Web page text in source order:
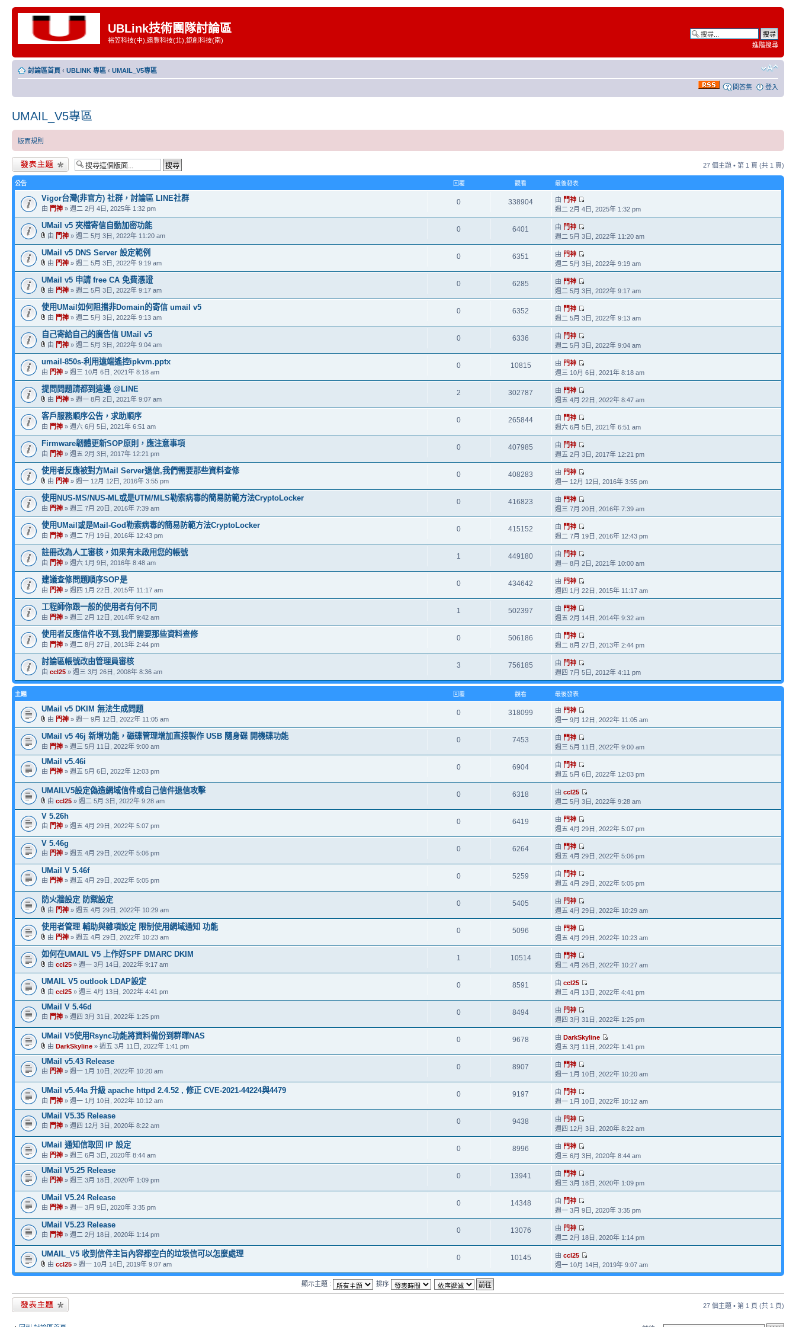
UBLink技術團隊討論區
裕笠科技(中),遠豐科技(北),鉅創科技(南)
進階搜尋
討論區首頁 ‹ UBLINK 專區 ‹ UMAIL_V5專區
問答集 登入
UMAIL_V5專區
版面規則
發表新主題 27 個主題 • 第 1 頁 (共 1 頁)
公告 回覆 觀看 最後發表
Vigor台灣(非官方) 社群，討論區 LINE社群
由 門神 » 週二 2月 4日, 2025年 1:32 pm
0 338904 由 門神
週二 2月 4日, 2025年 1:32 pm
UMail v5 夾檔寄信自動加密功能
由 門神 » 週二 5月 3日, 2022年 11:20 am
0 6401 由 門神
週二 5月 3日, 2022年 11:20 am
UMail v5 DNS Server 設定範例
由 門神 » 週二 5月 3日, 2022年 9:19 am
0 6351 由 門神
週二 5月 3日, 2022年 9:19 am
UMail v5 申請 free CA 免費憑證
由 門神 » 週二 5月 3日, 2022年 9:17 am
0 6285 由 門神
週二 5月 3日, 2022年 9:17 am
使用UMail如何阻擋非Domain的寄信 umail v5
由 門神 » 週二 5月 3日, 2022年 9:13 am
0 6352 由 門神
週二 5月 3日, 2022年 9:13 am
自己寄給自己的廣告信 UMail v5
由 門神 » 週二 5月 3日, 2022年 9:04 am
0 6336 由 門神
週二 5月 3日, 2022年 9:04 am
umail-850s-利用遠端遙控ipkvm.pptx
由 門神 » 週三 10月 6日, 2021年 8:18 am
0 10815 由 門神
週三 10月 6日, 2021年 8:18 am
提問問題請都到這邊 @LINE
由 門神 » 週一 8月 2日, 2021年 9:07 am
2 302787 由 門神
週五 4月 22日, 2022年 8:47 am
客戶服務順序公告，求助順序
由 門神 » 週六 6月 5日, 2021年 6:51 am
0 265844 由 門神
週六 6月 5日, 2021年 6:51 am
Firmware韌體更新SOP原則，應注意事項
由 門神 » 週五 2月 3日, 2017年 12:21 pm
0 407985 由 門神
週五 2月 3日, 2017年 12:21 pm
使用者反應被對方Mail Server退信,我們需要那些資料查修
由 門神 » 週一 12月 12日, 2016年 3:55 pm
0 408283 由 門神
週一 12月 12日, 2016年 3:55 pm
使用NUS-MS/NUS-ML或是UTM/MLS勒索病毒的簡易防範方法CryptoLocker
由 門神 » 週三 7月 20日, 2016年 7:39 am
0 416823 由 門神
週三 7月 20日, 2016年 7:39 am
使用UMail或是Mail-God勒索病毒的簡易防範方法CryptoLocker
由 門神 » 週二 7月 19日, 2016年 12:43 pm
0 415152 由 門神
週二 7月 19日, 2016年 12:43 pm
註冊改為人工審核，如果有未啟用您的帳號
由 門神 » 週六 1月 9日, 2016年 8:48 am
1 449180 由 門神
週一 8月 2日, 2021年 10:00 am
建議查修問題順序SOP是
由 門神 » 週四 1月 22日, 2015年 11:17 am
0 434642 由 門神
週四 1月 22日, 2015年 11:17 am
工程師你跟一般的使用者有何不同
由 門神 » 週三 2月 12日, 2014年 9:42 am
1 502397 由 門神
週五 2月 14日, 2014年 9:32 am
使用者反應信件收不到,我們需要那些資料查修
由 門神 » 週二 8月 27日, 2013年 2:44 pm
0 506186 由 門神
週二 8月 27日, 2013年 2:44 pm
討論區帳號改由管理員審核
由 ccl25 » 週三 3月 26日, 2008年 8:36 am
3 756185 由 門神
週四 7月 5日, 2012年 4:11 pm
主題 回覆 觀看 最後發表
UMail v5 DKIM 無法生成問題
由 門神 » 週一 9月 12日, 2022年 11:05 am
0 318099 由 門神
週一 9月 12日, 2022年 11:05 am
UMail v5 46j 新增功能，磁碟管理增加直接製作 USB 隨身碟 開機碟功能
由 門神 » 週三 5月 11日, 2022年 9:00 am
0 7453 由 門神
週三 5月 11日, 2022年 9:00 am
UMail v5.46i
由 門神 » 週五 5月 6日, 2022年 12:03 pm 0 6904 由 門神
週五 5月 6日, 2022年 12:03 pm
UMAILV5設定偽造網域信件或自己信件退信攻擊
由 ccl25 » 週二 5月 3日, 2022年 9:28 am
0 6318 由ccl25
週二 5月 3日, 2022年 9:28 am
V 5.26h
由 門神 » 週五 4月 29日, 2022年 5:07 pm 0 6419 由 門神
週五 4月 29日, 2022年 5:07 pm
V 5.46g
由 門神 » 週五 4月 29日, 2022年 5:06 pm 0 6264 由 門神
週五 4月 29日, 2022年 5:06 pm
UMail V 5.46f
由 門神 » 週五 4月 29日, 2022年 5:05 pm 0 5259 由 門神
週五 4月 29日, 2022年 5:05 pm
防火牆設定 防禦設定
由 門神 » 週五 4月 29日, 2022年 10:29 am
0 5405 由 門神
週五 4月 29日, 2022年 10:29 am
使用者管理 輔助與雜項設定 限制使用網域通知 功能
由 門神 » 週五 4月 29日, 2022年 10:23 am
0 5096 由 門神
週五 4月 29日, 2022年 10:23 am
如何在UMAIL V5 上作好SPF DMARC DKIM
由 ccl25 » 週一 3月 14日, 2022年 9:17 am
1 10514 由 門神
週二 4月 26日, 2022年 10:27 am
UMAIL V5 outlook LDAP設定
由 ccl25 » 週三 4月 13日, 2022年 4:41 pm
0 8591 由ccl25
週三 4月 13日, 2022年 4:41 pm
UMail V 5.46d
由 門神 » 週四 3月 31日, 2022年 1:25 pm 0 8494 由 門神
週四 3月 31日, 2022年 1:25 pm
UMail V5使用Rsync功能將資料備份到群暉NAS
由 DarkSkyline » 週五 3月 11日, 2022年 1:41 pm
0 9678 由DarkSkyline
週五 3月 11日, 2022年 1:41 pm
UMail v5.43 Release
由 門神 » 週一 1月 10日, 2022年 10:20 am 0 8907 由 門神
週一 1月 10日, 2022年 10:20 am
UMail v5.44a 升級 apache httpd 2.4.52 , 修正 CVE-2021-44224與4479
由 門神 » 週一 1月 10日, 2022年 10:12 am
0 9197 由 門神
週一 1月 10日, 2022年 10:12 am
UMail V5.35 Release
由 門神 » 週四 12月 3日, 2020年 8:22 am 0 9438 由 門神
週四 12月 3日, 2020年 8:22 am
UMail 通知信取回 IP 設定
由 門神 » 週三 6月 3日, 2020年 8:44 am
0 8996 由 門神
週三 6月 3日, 2020年 8:44 am
UMail V5.25 Release
由 門神 » 週三 3月 18日, 2020年 1:09 pm 0 13941 由 門神
週三 3月 18日, 2020年 1:09 pm
UMail V5.24 Release
由 門神 » 週一 3月 9日, 2020年 3:35 pm 0 14348 由 門神
週一 3月 9日, 2020年 3:35 pm
UMail V5.23 Release
由 門神 » 週二 2月 18日, 2020年 1:14 pm 0 13076 由 門神
週二 2月 18日, 2020年 1:14 pm
UMAIL_V5 收到信件主旨內容都空白的垃圾信可以怎麼處理
由 ccl25 » 週一 10月 14日, 2019年 9:07 am
0 10145 由ccl25
週一 10月 14日, 2019年 9:07 am
顯示主題 : 排序
發表新主題 27 個主題 • 第 1 頁 (共 1 頁)